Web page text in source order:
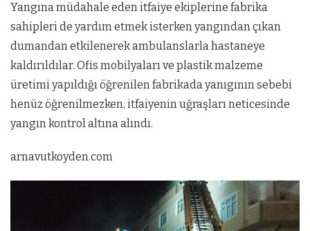
Yangına müdahale eden itfaiye ekiplerine fabrika
sahipleri de yardım etmek isterken yangından çıkan
dumandan etkilenerek ambulanslarla hastaneye
kaldırıldılar. Ofis mobilyaları ve plastik malzeme
üretimi yapıldığı öğrenilen fabrikada yanıgının sebebi
henüz öğrenilmezken, itfaiyenin uğraşları neticesinde
yangın kontrol altına alındı.
arnavutkoyden.com